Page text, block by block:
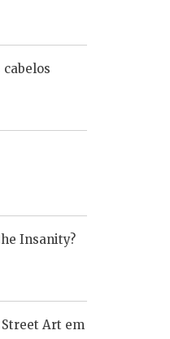
cabelos
Insanity?
Art em